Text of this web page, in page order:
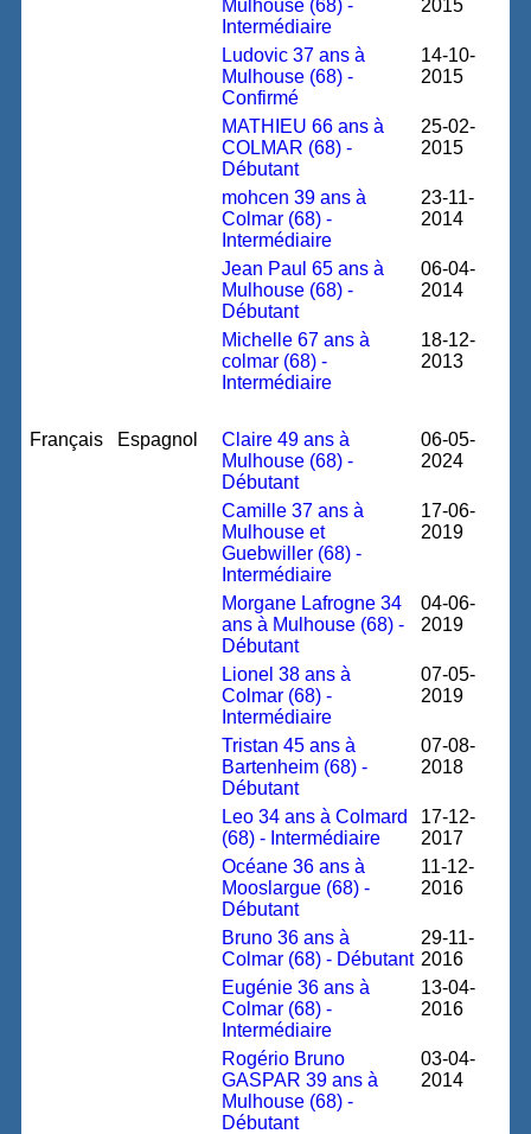
Mulhouse (68) -
Intermédiaire
2015
Ludovic 37 ans à
Mulhouse (68) -
Confirmé
14-10-
2015
MATHIEU 66 ans à
COLMAR (68) -
Débutant
25-02-
2015
mohcen 39 ans à
Colmar (68) -
Intermédiaire
23-11-
2014
Jean Paul 65 ans à
Mulhouse (68) -
Débutant
06-04-
2014
Michelle 67 ans à
colmar (68) -
Intermédiaire
18-12-
2013
Français Espagnol
Claire 49 ans à
Mulhouse (68) -
Débutant
06-05-
2024
Camille 37 ans à
Mulhouse et
Guebwiller (68) -
Intermédiaire
17-06-
2019
Morgane Lafrogne 34
ans à Mulhouse (68) -
Débutant
04-06-
2019
Lionel 38 ans à
Colmar (68) -
Intermédiaire
07-05-
2019
Tristan 45 ans à
Bartenheim (68) -
Débutant
07-08-
2018
Leo 34 ans à Colmard
(68) - Intermédiaire
17-12-
2017
Océane 36 ans à
Mooslargue (68) -
Débutant
11-12-
2016
Bruno 36 ans à
Colmar (68) - Débutant
29-11-
2016
Eugénie 36 ans à
Colmar (68) -
Intermédiaire
13-04-
2016
Rogério Bruno
GASPAR 39 ans à
Mulhouse (68) -
Débutant
03-04-
2014